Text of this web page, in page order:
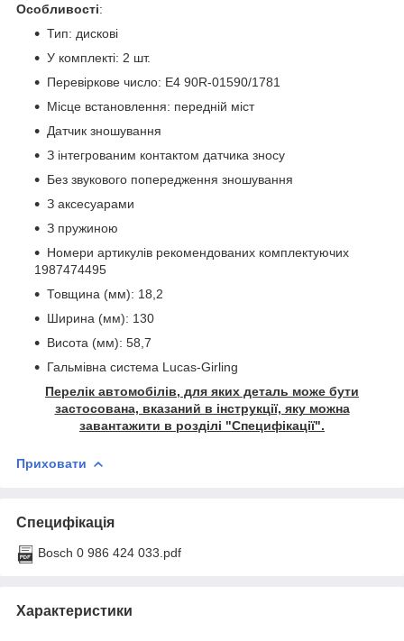
Особливості:
Тип: дискові
У комплекті: 2 шт.
Перевіркове число: E4 90R-01590/1781
Місце встановлення: передній міст
Датчик зношування
З інтегрованим контактом датчика зносу
Без звукового попередження зношування
З аксесуарами
З пружиною
Номери артикулів рекомендованих комплектуючих
1987474495
Товщина (мм): 18,2
Ширина (мм): 130
Висота (мм): 58,7
Гальмівна система Lucas-Girling
Перелік автомобілів, для яких деталь може бути
застосована, вказаний в інструкції, яку можна
завантажити в розділі "Специфікації".
Приховати
Специфікація
Bosch 0 986 424 033.pdf
Характеристики